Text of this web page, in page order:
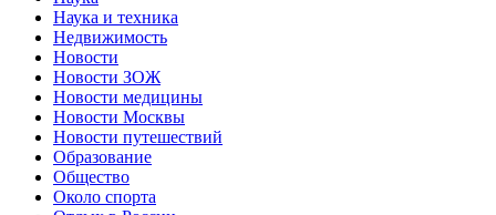
Наука и техника
Недвижимость
Новости
Новости ЗОЖ
Новости медицины
Новости Москвы
Новости путешествий
Образование
Общество
Около спорта